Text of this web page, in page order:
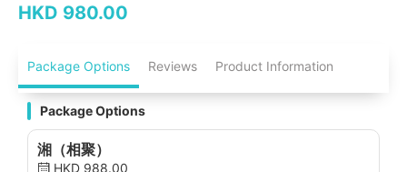
HKD 980.00
Package Options Reviews Product Information
Package Options
湘（相聚）
HKD 988.00